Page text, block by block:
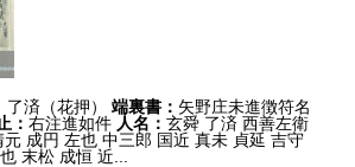
済（花押） 端裏書： 矢野庄未進徴符名
：右注進如件 人名：玄舜 了済 西善左衛
成円 左也 中三郎 国近 真未 貞延 吉守
末松 成恒 近...